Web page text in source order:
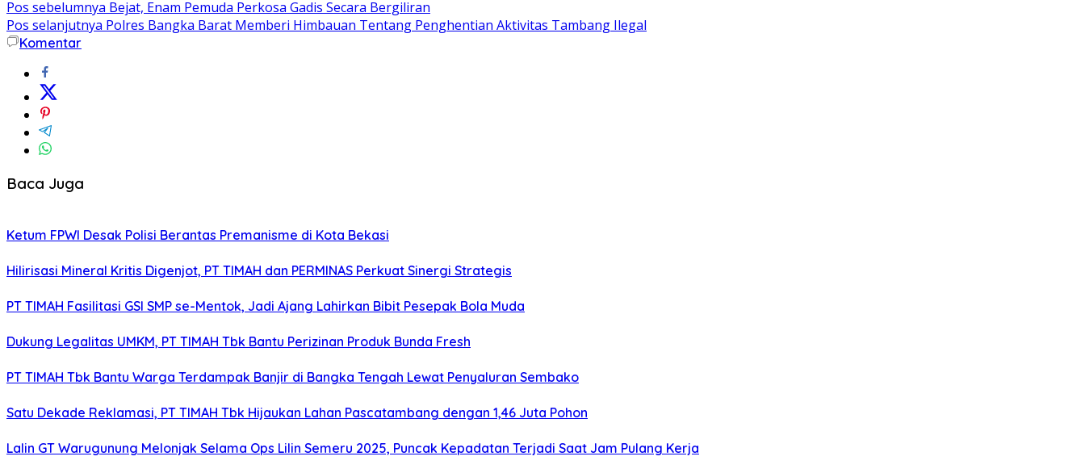
Pos sebelumnya Bejat, Enam Pemuda Perkosa Gadis Secara Bergiliran
Pos selanjutnya Polres Bangka Barat Memberi Himbauan Tentang Penghentian Aktivitas Tambang Ilegal
Komentar
Baca Juga
Ketum FPWI Desak Polisi Berantas Premanisme di Kota Bekasi
Hilirisasi Mineral Kritis Digenjot, PT TIMAH dan PERMINAS Perkuat Sinergi Strategis
PT TIMAH Fasilitasi GSI SMP se-Mentok, Jadi Ajang Lahirkan Bibit Pesepak Bola Muda
Dukung Legalitas UMKM, PT TIMAH Tbk Bantu Perizinan Produk Bunda Fresh
PT TIMAH Tbk Bantu Warga Terdampak Banjir di Bangka Tengah Lewat Penyaluran Sembako
Satu Dekade Reklamasi, PT TIMAH Tbk Hijaukan Lahan Pascatambang dengan 1,46 Juta Pohon
Lalin GT Warugunung Melonjak Selama Ops Lilin Semeru 2025, Puncak Kepadatan Terjadi Saat Jam Pulang Kerja